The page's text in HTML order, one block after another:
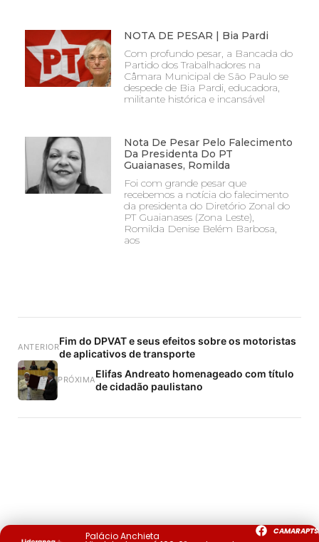
NOTA DE PESAR | Bia Pardi
Com profundo pesar, a Bancada do
Partido dos Trabalhadores na
Câmara Municipal de São Paulo se
despede de Bia Pardi, educadora,
militante histórica e incansável
Nota De Pesar Pelo Falecimento
Da Presidenta Do PT
Guaianases, Romilda
Foi com grande pesar que
recebemos a notícia do falecimento
da presidenta do Diretório Zonal do
PT Guaianases (Zona Leste),
Romilda Denise Belém Barbosa,
aos
ANTERIORFim do DPVAT e seus efeitos sobre os motoristas
de aplicativos de transporte
PRÓXIMAElifas Andreato homenageado com título
de cidadão paulistano
Palácio Anchieta